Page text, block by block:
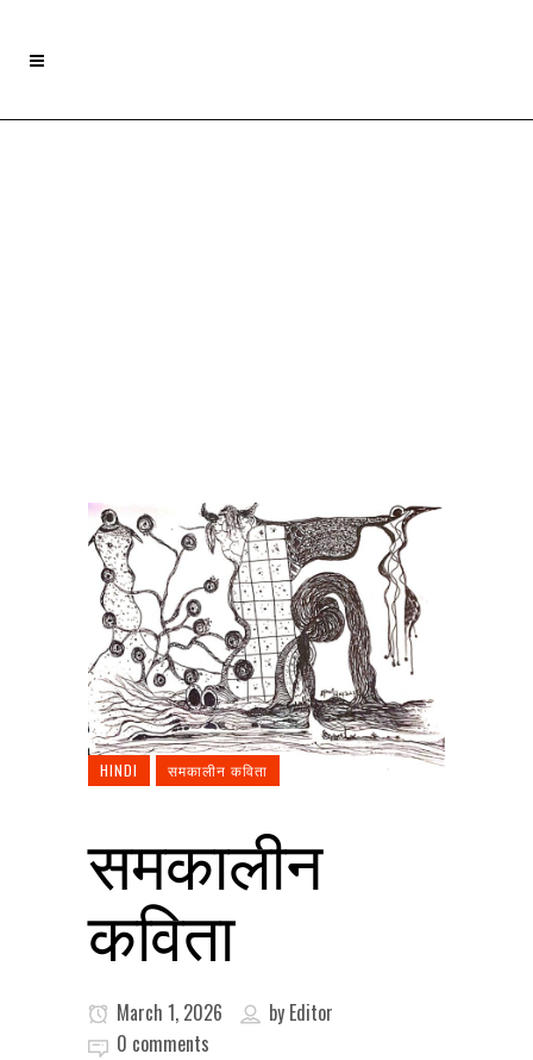
HINDI समकालीन कविता
समकालीन
कविता
March 1, 2026 by Editor
0 comments